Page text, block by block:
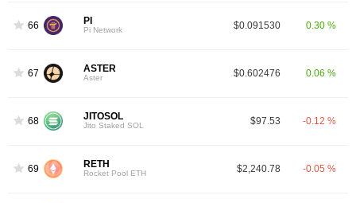
66 PI
Pi Network $0.091530 0.30 %
67 ASTER
Aster $0.602476 0.06 %
68 JITOSOL
Jito Staked SOL $97.53 -0.12 %
69 RETH
Rocket Pool ETH $2,240.78 -0.05 %